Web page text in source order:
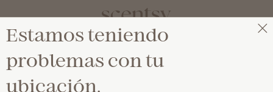
Estamos teniendo
problemas con tu
ubicación.